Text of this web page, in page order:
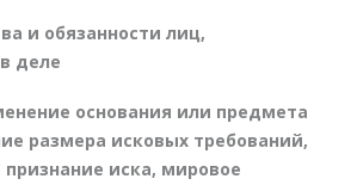
и обязанности лиц,
деле
основания или предмета
размера исковых требований,
признание иска, мировое